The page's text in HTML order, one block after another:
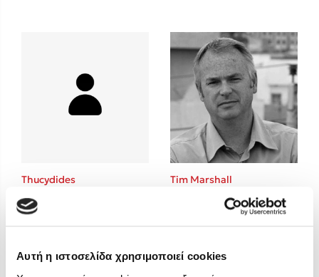
Αυτή η ιστοσελίδα χρησιμοποιεί cookies
Benzamin Bécue
Rebecca Yarros
Ali Hazelwood
Cori Doerrfeld
Pierdomenico Baccalario
Δανάη Ιμπραχήμ
Thucydides Tim Marshall